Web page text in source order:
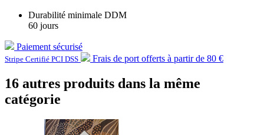
Durabilité minimale DDM
60 jours
Paiement sécurisé
Stripe Certifié PCI DSS Frais de port offerts à partir de 80 €
16 autres produits dans la même
catégorie